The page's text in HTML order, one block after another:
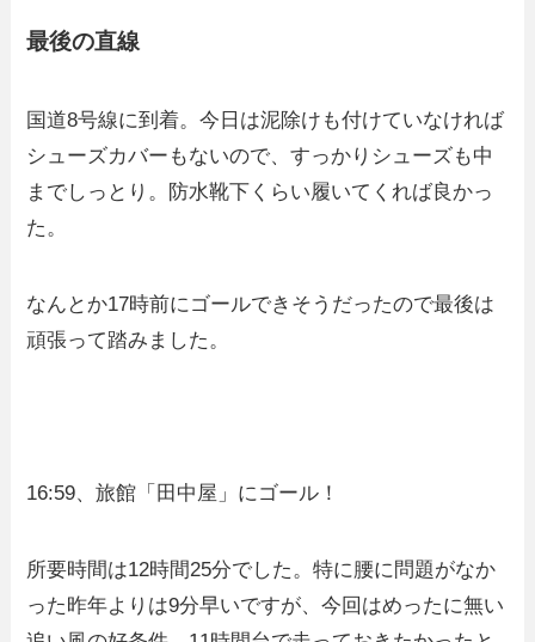
最後の直線
国道8号線に到着。今日は泥除けも付けていなければ
シューズカバーもないので、すっかりシューズも中
までしっとり。防水靴下くらい履いてくれば良かっ
た。
なんとか17時前にゴールできそうだったので最後は
頑張って踏みました。
16:59、旅館「田中屋」にゴール！
所要時間は12時間25分でした。特に腰に問題がなか
った昨年よりは9分早いですが、今回はめったに無い